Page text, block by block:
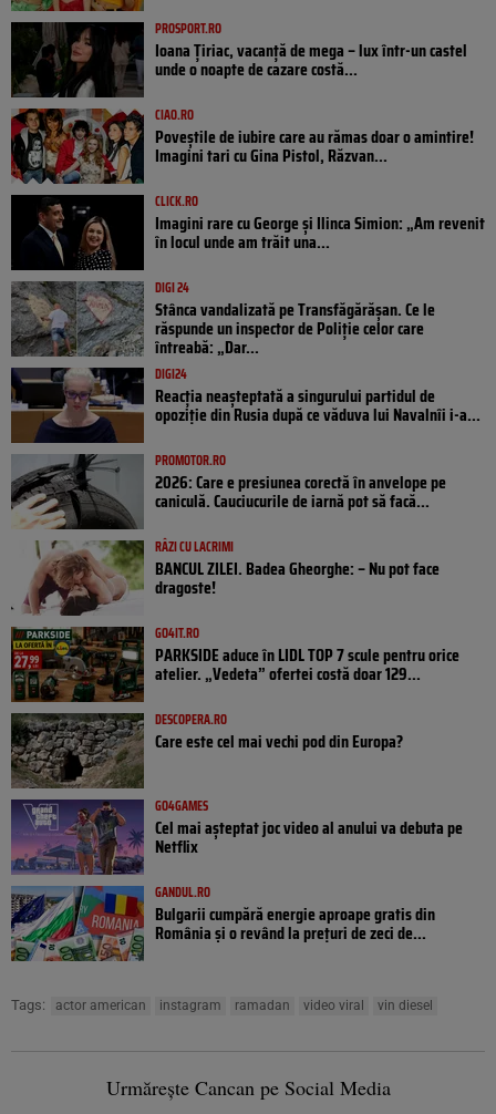
PROSPORT.RO
Ioana Țiriac, vacanță de mega – lux într-un castel
unde o noapte de cazare costă...
CIAO.RO
Poveştile de iubire care au rămas doar o amintire!
Imagini tari cu Gina Pistol, Răzvan...
CLICK.RO
Imagini rare cu George și Ilinca Simion: „Am revenit
în locul unde am trăit una...
DIGI 24
Stânca vandalizată pe Transfăgărășan. Ce le
răspunde un inspector de Poliție celor care
întreabă: „Dar...
DIGI24
Reacția neașteptată a singurului partidul de
opoziţie din Rusia după ce văduva lui Navalnîi i-a...
PROMOTOR.RO
2026: Care e presiunea corectă în anvelope pe
caniculă. Cauciucurile de iarnă pot să facă...
RÂZI CU LACRIMI
BANCUL ZILEI. Badea Gheorghe: – Nu pot face
dragoste!
GO4IT.RO
PARKSIDE aduce în LIDL TOP 7 scule pentru orice
atelier. „Vedeta” ofertei costă doar 129...
DESCOPERA.RO
Care este cel mai vechi pod din Europa?
GO4GAMES
Cel mai așteptat joc video al anului va debuta pe
Netflix
GANDUL.RO
Bulgarii cumpără energie aproape gratis din
România și o revând la prețuri de zeci de...
Tags: actor american instagram ramadan video viral vin diesel
Urmărește Cancan pe Social Media